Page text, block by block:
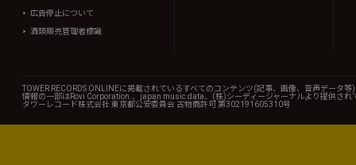
広告停止について
酒類販売管理者標識
TOWER RECORDS ONLINEに掲載されているすべてのコンテンツ(記事、画像、音声データ
情報の一部はRovi Corporation.、japan music data、(株)シーディージャーナルより提供され
タワーレコード株式会社 東京都公安委員会 古物商許可 第302191605310号